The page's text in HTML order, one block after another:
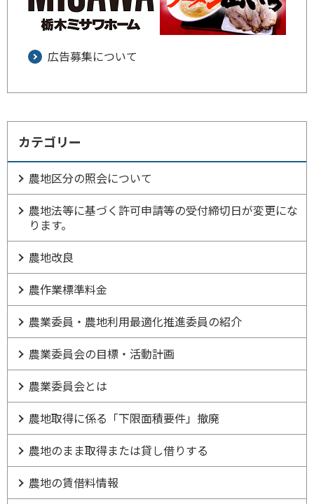
広告募集について
カテゴリー
農地区分の照会について
農地法等に基づく許可申請等の受付締切日が変更にな
ります。
農地改良
農作業標準料金
農業委員・農地利用最適化推進委員の紹介
農業委員会の目標・活動計画
農業委員会とは
農地取得に係る「下限面積要件」撤廃
農地のまま取得または貸し借りする
農地の賃借料情報